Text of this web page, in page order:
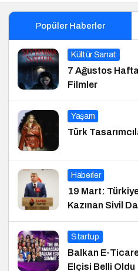
Popüler Haberler
Kültür Sanat
7 Ağustos
Filmler
Yaşam
Türk
Haberler
19 Mart:
Kazınan Sivil
Startup
Balkan E-
Elçisi Belli Oldu